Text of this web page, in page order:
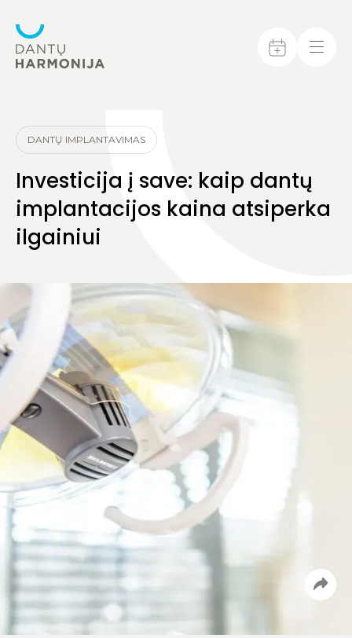
DANTŲ IMPLANTAVIMAS
Investicija į save: kaip dantų
implantacijos kaina atsiperka
ilgainiui